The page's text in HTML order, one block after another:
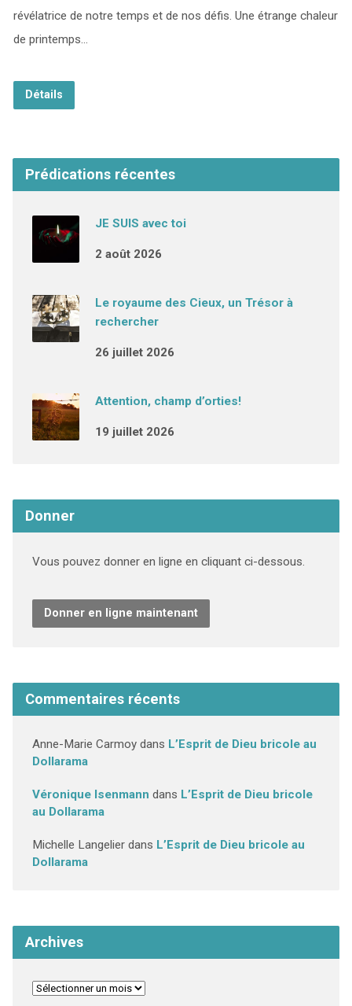
révélatrice de notre temps et de nos défis. Une étrange chaleur
de printemps…
Détails
Prédications récentes
JE SUIS avec toi
2 août 2026
Le royaume des Cieux, un Trésor à
rechercher
26 juillet 2026
Attention, champ d’orties!
19 juillet 2026
Donner
Vous pouvez donner en ligne en cliquant ci-dessous.
Donner en ligne maintenant
Commentaires récents
Anne-Marie Carmoydans L’Esprit de Dieu bricole au
Dollarama
Véronique Isenmann dans L’Esprit de Dieu bricole
au Dollarama
Michelle Langelierdans L’Esprit de Dieu bricole au
Dollarama
Archives